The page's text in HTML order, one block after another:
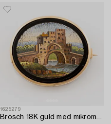
1625279
Brosch 18K guld med mikromosaik.